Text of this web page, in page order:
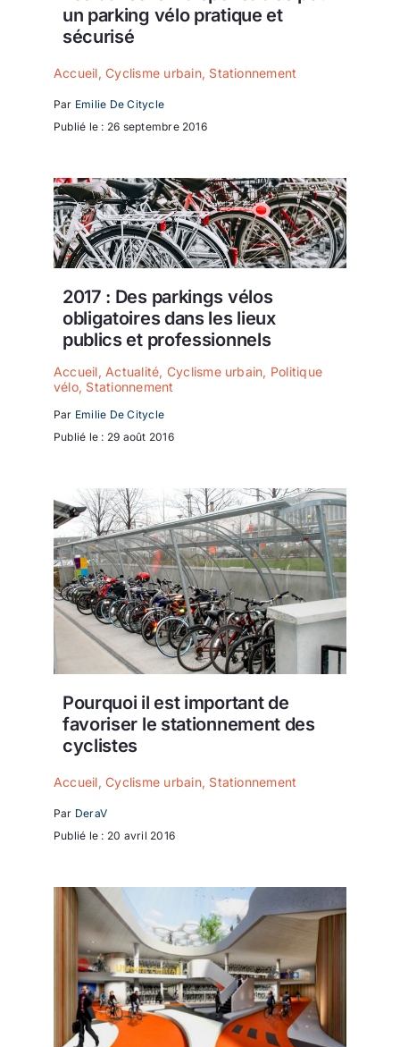
un parking vélo pratique et
sécurisé
Accueil,Cyclisme urbain, Stationnement
Par Emilie De Citycle
Publié le : 26 septembre 2016
2017 : Des parkings vélos
obligatoires dans les lieux
publics et professionnels
Accueil, Actualité, Cyclisme urbain, Politique
vélo, Stationnement
Par Emilie De Citycle
Publié le : 29 août 2016
Pourquoi il est important de
favoriser le stationnement des
cyclistes
Accueil,Cyclisme urbain, Stationnement
Par DeraV
Publié le : 20 avril 2016